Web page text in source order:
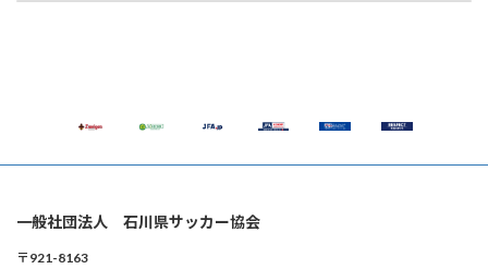
一般社団法人 石川県サッカー協会
〒921-8163